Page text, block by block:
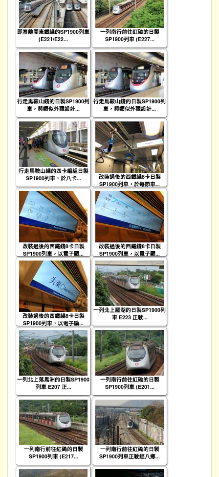
即將離開東鐵綫的SP1900列車
(E221/E22...
一列南行前往紅磡的日製
SP1900列車 (E227...
行走馬鞍山綫的日製SP1900列
車，與類似外觀設計...
行走馬鞍山綫的日製SP1900列
車，與類似外觀設計...
行走馬鞍山綫的四卡編組日製
SP1900列車，於八卡...
改裝過後的西鐵綫8卡日製
SP1900列車，於每節車...
改裝過後的西鐵綫8卡日製
SP1900列車，以電子顯...
改裝過後的西鐵綫8卡日製
SP1900列車，以電子顯...
改裝過後的西鐵綫8卡日製
SP1900列車，以電子顯...
一列北上羅湖的日製SP1900列
車 E223 正駛...
一列北上落馬洲的日製SP1900
列車 E207 正...
一列南行前往紅磡的日製
SP1900列車 (E201...
一列南行前往紅磡的日製
SP1900列車 (E217...
一列南行前往紅磡的日製
SP1900列車正駛經八鄉...